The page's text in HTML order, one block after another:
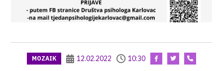
MOZAIK 12.02.2022 10:30